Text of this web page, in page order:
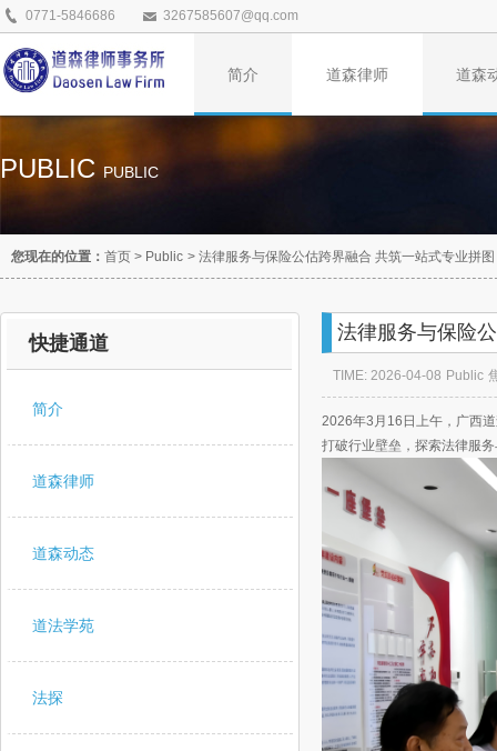
0771-5846686 3267585607@qq.com
简介 道森律师 道森
PUBLICPUBLIC
您现在的位置： 首页 > Public > 法律服务与保险公估跨界融合 共筑一站式专业拼图
快捷通道
简介
道森律师
道森动态
道法学苑
法探
法律服务与保险
TIME: 2026-04-08 Public
2026年3月16日上午，广西
打破行业壁垒，探索法律服